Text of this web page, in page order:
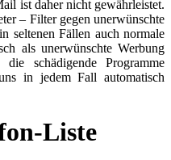
ist daher nicht gewährleistet.
– Filter gegen unerwünschte
seltenen Fällen auch normale
als unerwünschte Werbung
schädigende Programme
in jedem Fall automatisch
Liste